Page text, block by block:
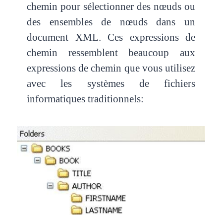
chemin pour sélectionner des nœuds ou
des ensembles de nœuds dans un
document XML. Ces expressions de
chemin ressemblent beaucoup aux
expressions de chemin que vous utilisez
avec les systèmes de fichiers
informatiques traditionnels: